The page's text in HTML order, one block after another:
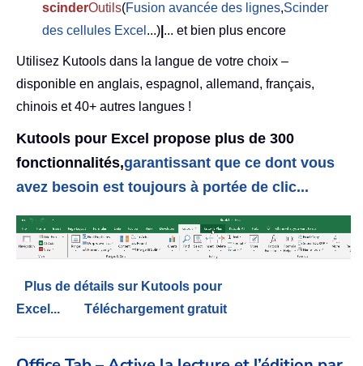
scinderOutils(Fusion avancée des lignes,Scinder
des cellules Excel ...) ... et bien plus encore
Utilisez Kutools dans la langue de votre choix –
disponible en anglais, espagnol, allemand, français,
chinois et 40+ autres langues !
Kutools pour Excel propose plus de 300
fonctionnalités,garantissant que ce dont vous
avez besoin est toujours à portée de clic...
Plus de détails sur Kutools pour
Excel...
Téléchargement gratuit